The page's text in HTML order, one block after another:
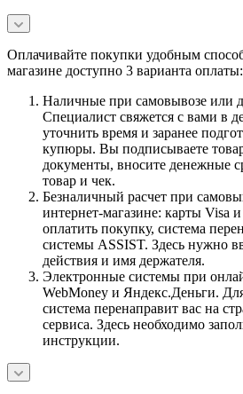
Оплачивайте покупки удобным
магазине доступно 3 варианта оплаты:
Наличные при самовывозе или
Специалист свяжется с вами в
уточнить время и заранее
купюры. Вы подписываете
документы, вносите денежные
товар и чек.
Безналичный расчет при
интернет-магазине: карты Visa
оплатить покупку, система
системы ASSIST. Здесь нужно
действия и имя держателя.
Электронные системы при
WebMoney и Яндекс.Деньги.
система перенаправит вас на
сервиса. Здесь необходимо
инструкции.